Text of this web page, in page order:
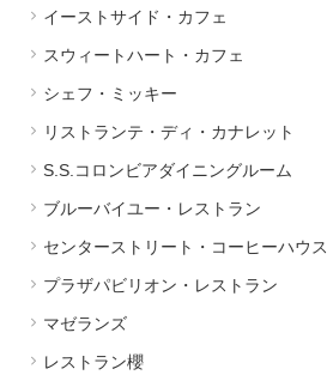
イーストサイド・カフェ
スウィートハート・カフェ
シェフ・ミッキー
リストランテ・ディ・カナレット
S.S.コロンビアダイニングルーム
ブルーバイユー・レストラン
センターストリート・コーヒーハウス
プラザパビリオン・レストラン
マゼランズ
レストラン櫻